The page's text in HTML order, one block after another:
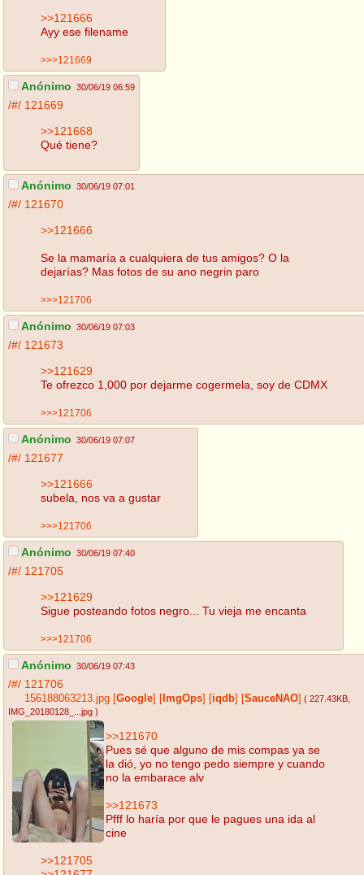
>>121666
Ayy ese filename
>>>121669
Anónimo 30/06/19 06:59
/#/ 121669
>>121668
Qué tiene?
Anónimo 30/06/19 07:01
/#/ 121670
>>121666
Se la mamaría a cualquiera de tus amigos? O la
dejarías? Mas fotos de su ano negrin paro
>>>121706
Anónimo 30/06/19 07:03
/#/ 121673
>>121629
Te ofrezco 1,000 por dejarme cogermela, soy de CDMX
>>>121706
Anónimo 30/06/19 07:07
/#/ 121677
>>121666
subela, nos va a gustar
>>>121706
Anónimo 30/06/19 07:40
/#/ 121705
>>121629
Sigue posteando fotos negro... Tu vieja me encanta
>>>121706
Anónimo 30/06/19 07:43
/#/ 121706
156188063213.jpg Google ImgOps iqdb SauceNAO ( 227.43KB
IMG_20180128_...jpg )
>>121670
Pues sé que alguno de mis compas ya se
la dió, yo no tengo pedo siempre y cuando
no la embarace alv
>>121673
Pfff lo haría por que le pagues una ida al
cine
>>121705